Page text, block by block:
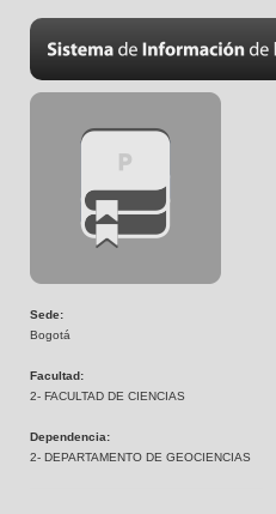
Sede:
Bogotá
Facultad:
2- FACULTAD DE CIENCIAS
Dependencia:
2- DEPARTAMENTO DE GEOCIENCIAS